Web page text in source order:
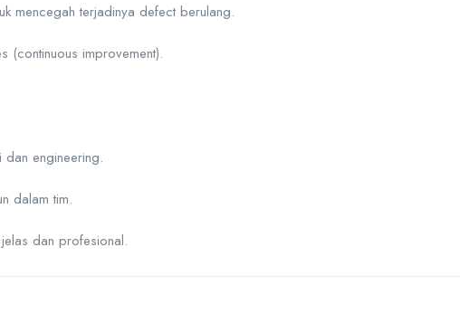
mencegah terjadinya defect berulang.
(continuous improvement).
engineering.
dalam tim.
dan profesional.